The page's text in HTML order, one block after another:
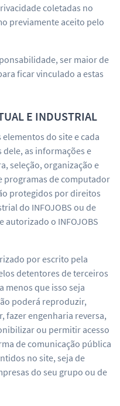
coletadas no
previamente aceito pelo
ser maior de
ficar vinculado a estas
E INDUSTRIAL
do site e cada
as informações e
seleção, organização e
programas de computador
protegidos por direitos
do INFOJOBS ou de
o INFOJOBS
por escrito pela
detentores de terceiros
menos que isso seja
poderá reproduzir,
fazer engenharia reversa,
ou permitir acesso
de comunicação pública
no site, seja de
do seu grupo ou de